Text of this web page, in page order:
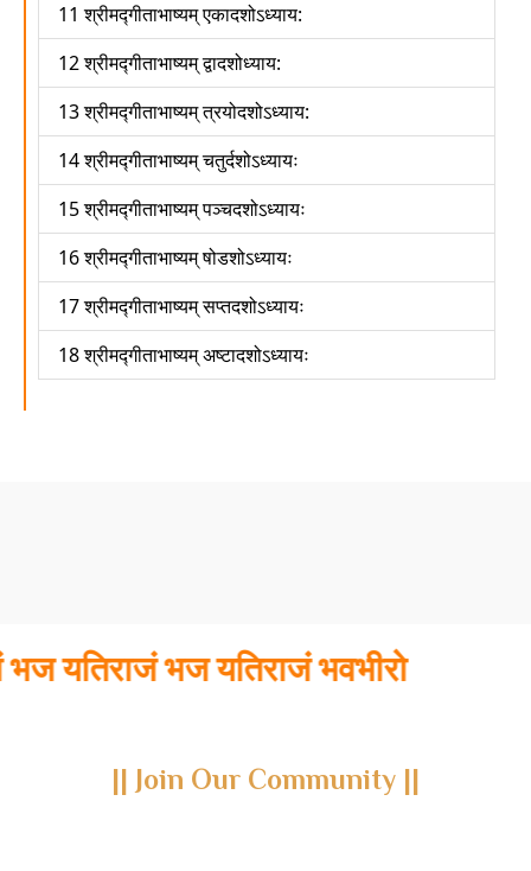
11 श्रीमद्गीताभाष्यम् एकादशोऽध्याय:
12 श्रीमद्गीताभाष्यम् द्वादशोध्याय:
13 श्रीमद्गीताभाष्यम् त्रयोदशोऽध्याय:
14 श्रीमद्गीताभाष्यम् चतुर्दशोऽध्यायः
15 श्रीमद्गीताभाष्यम् पञ्चदशोऽध्यायः
16 श्रीमद्गीताभाष्यम् षोडशोऽध्यायः
17 श्रीमद्गीताभाष्यम् सप्तदशोऽध्यायः
18 श्रीमद्गीताभाष्यम् अष्टादशोऽध्यायः
भज यतिराजं भवभीरो
|| Join Our Community ||